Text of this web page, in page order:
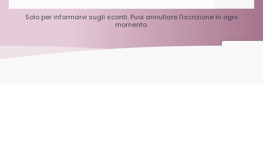
Solo per informarvi sugli sconti. Puoi annullare l'iscrizione in ogni
momento.